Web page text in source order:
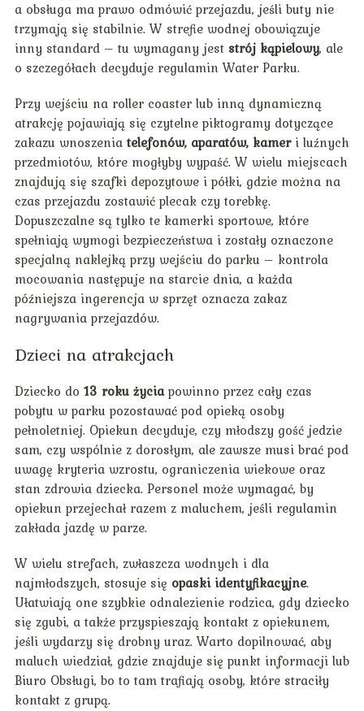
a obsługa ma prawo odmówić przejazdu, jeśli buty nie
trzymają się stabilnie. W strefie wodnej obowiązuje
inny standard – tu wymagany jest strój kąpielowy, ale
o szczegółach decyduje regulamin Water Parku.
Przy wejściu na roller coaster lub inną dynamiczną
atrakcję pojawiają się czytelne piktogramy dotyczące
zakazu wnoszeniatelefonów, aparatów, kameri luźnych
przedmiotów, które mogłyby wypaść. W wielu miejscach
znajdują się szafki depozytowe i półki, gdzie można na
czas przejazdu zostawić plecak czy torebkę.
Dopuszczalne są tylko te kamerki sportowe, które
spełniają wymogi bezpieczeństwa i zostały oznaczone
specjalną naklejką przy wejściu do parku – kontrola
mocowania następuje na starcie dnia, a każda
późniejsza ingerencja w sprzęt oznacza zakaz
nagrywania przejazdów.
Dzieci na atrakcjach
Dziecko do 13 roku życiapowinno przez cały czas
pobytu w parku pozostawać pod opieką osoby
pełnoletniej. Opiekun decyduje, czy młodszy gość jedzie
sam, czy wspólnie z dorosłym, ale zawsze musi brać pod
uwagę kryteria wzrostu, ograniczenia wiekowe oraz
stan zdrowia dziecka. Personel może wymagać, by
opiekun przejechał razem z maluchem, jeśli regulamin
zakłada jazdę w parze.
W wielu strefach, zwłaszcza wodnych i dla
najmłodszych, stosuje się opaski identyfikacyjne.
Ułatwiają one szybkie odnalezienie rodzica, gdy dziecko
się zgubi, a także przyspieszają kontakt z opiekunem,
jeśli wydarzy się drobny uraz. Warto dopilnować, aby
maluch wiedział, gdzie znajduje się punkt informacji lub
Biuro Obsługi, bo to tam trafiają osoby, które straciły
kontakt z grupą.